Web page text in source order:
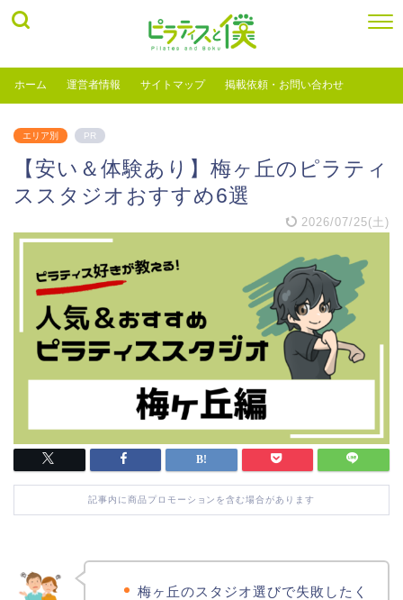
ホーム 運営者情報 サイトマップ 掲載依頼・お問い合わせ
エリア別 PR
【安い＆体験あり】梅ヶ丘のピラティ
ススタジオおすすめ6選
2026/07/25(土)
記事内に商品プロモーションを含む場合があります
梅ヶ丘のスタジオ選びで失敗したく